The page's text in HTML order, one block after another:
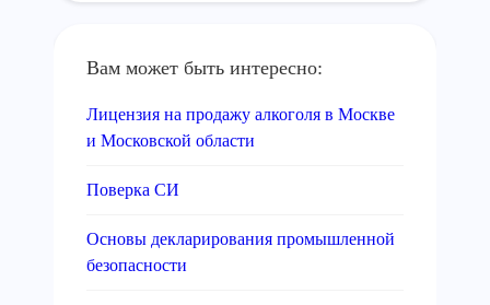
Вам может быть интересно:
Лицензия на продажу алкоголя в Москве
и Московской области
Поверка СИ
Основы декларирования промышленной
безопасности